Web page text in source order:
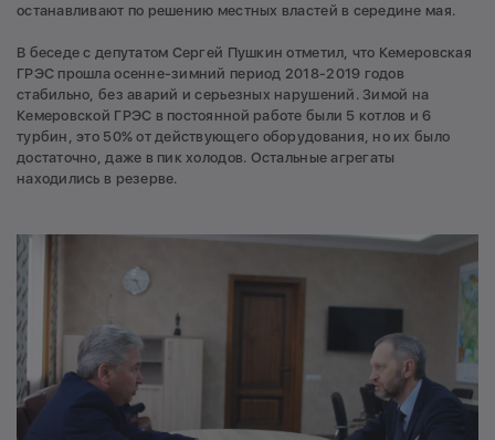
останавливают по решению местных властей в середине мая.
В беседе с депутатом Сергей Пушкин отметил, что Кемеровская
ГРЭС прошла осенне-зимний период 2018-2019 годов
стабильно, без аварий и серьезных нарушений. Зимой на
Кемеровской ГРЭС в постоянной работе были 5 котлов и 6
турбин, это 50% от действующего оборудования, но их было
достаточно, даже в пик холодов. Остальные агрегаты
находились в резерве.